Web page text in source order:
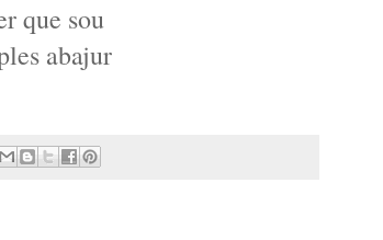
que sou
abajur